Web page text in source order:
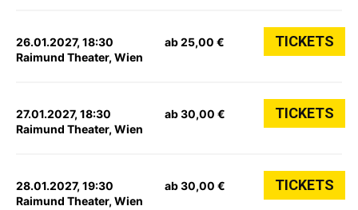
26.01.2027, 18:30
Raimund Theater, Wien
ab 25,00 € TICKETS
27.01.2027, 18:30
Raimund Theater, Wien
ab 30,00 € TICKETS
28.01.2027, 19:30
Raimund Theater, Wien
ab 30,00 € TICKETS